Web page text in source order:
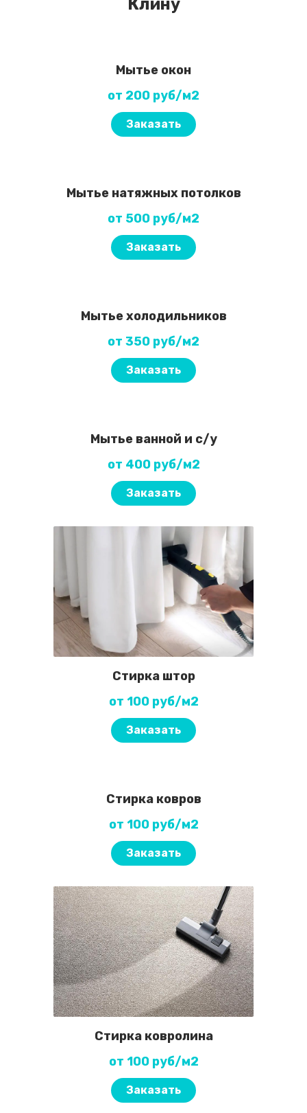
Клину
Мытье окон
от 200 руб/м2
Заказать
Мытье натяжных потолков
от 500 руб/м2
Заказать
Мытье холодильников
от 350 руб/м2
Заказать
Мытье ванной и с/у
от 400 руб/м2
Заказать
Стирка штор
от 100 руб/м2
Заказать
Стирка ковров
от 100 руб/м2
Заказать
Стирка ковролина
от 100 руб/м2
Заказать